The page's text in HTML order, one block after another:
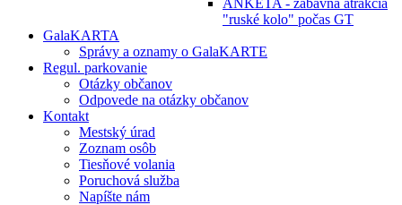
ANKETA - zábavná atrakcia
"ruské kolo" počas GT
GalaKARTA
Správy a oznamy o GalaKARTE
Regul. parkovanie
Otázky občanov
Odpovede na otázky občanov
Kontakt
Mestský úrad
Zoznam osôb
Tiesňové volania
Poruchová služba
Napíšte nám